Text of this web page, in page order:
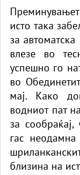
исто така
за
влезе во
успешно го
во
мај. Како
водниот пат
за
гас
близина на